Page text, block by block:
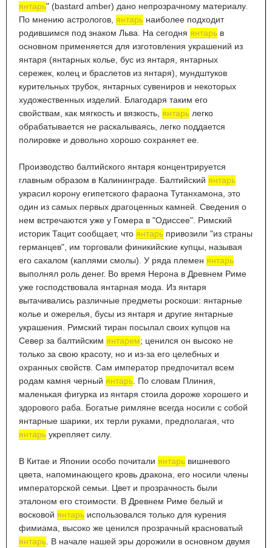
янтарь" (bastard amber) дано непрозрачному материалу.
По мнению астрологов, янтарь наиболее подходит
родившимся под знаком Льва. На сегодня янтарь в
основном применяется для изготовления украшений из
янтаря (янтарных колье, бус из янтаря, янтарных
сережек, колец и браслетов из янтаря), мундштуков
курительных трубок, янтарных сувениров и некоторых
художественных изделий. Благодаря таким его
свойствам, как мягкость и вязкость, янтарь легко
обрабатывается не раскалываясь, легко поддается
полировке и довольно хорошо сохраняет ее.
Производство балтийского янтаря концентрируется
главным образом в Калининграде. Балтийский янтарь
украсил корону египетского фараона Тутанхамона, это
один из самых первых драгоценных камней. Сведения о
нем встречаются уже у Гомера в "Одиссее". Римский
историк Тацит сообщает, что янтарь привозили "из страны
германцев", им торговали финикийские купцы, называя
его сахалом (каплями смолы). У ряда племен янтарь
выполнял роль денег. Во время Нерона в Древнем Риме
уже господствовала янтарная мода. Из янтаря
вытачивались различные предметы роскоши: янтарные
колье и ожерелья, бусы из янтаря и другие янтарные
украшения. Римский тиран посылал своих купцов на
Север за балтийским янтарем; ценился он высоко не
только за свою красоту, но и из-за его целебных и
охранных свойств. Сам император предпочитал всем
родам камня черный янтарь . По словам Плиния,
маленькая фигурка из янтаря стоила дороже хорошего и
здорового раба. Богатые римляне всегда носили с собой
янтарные шарики, их терли руками, предполагая, что
янтарь укрепляет силу.
В Китае и Японии особо почитали янтарь вишневого
цвета, напоминающего кровь дракона, его носили члены
императорской семьи. Цвет и прозрачность были
эталоном его стоимости. В Древнем Риме белый и
восковой янтарь использовался только для курения
фимиама, высоко же ценился прозрачный красноватый
янтарь . В начале нашей эры дорожили в основном двумя